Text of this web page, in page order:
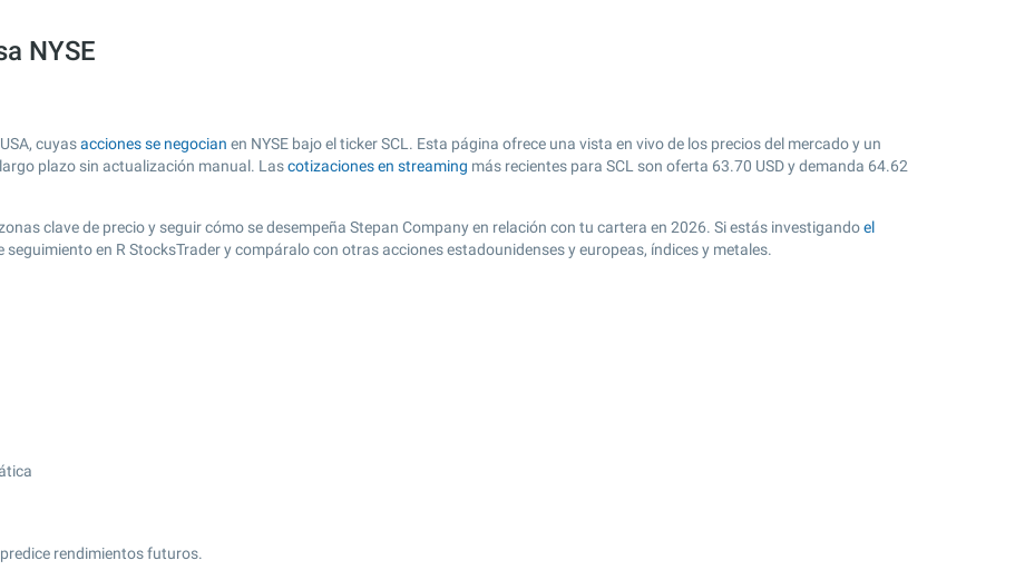
NYSE
cuyasacciones se negocian en NYSE bajo el ticker SCL. Esta página ofrece una vista en vivo de los precios del mercado y un
plazo sin actualización manual. Lascotizaciones en streaming más recientes para SCL son oferta 63.70 USD y demanda 64.62
clave de precio y seguir cómo se desempeña Stepan Company en relación con tu cartera en 2026. Si estás investigandoel
seguimiento en R StocksTrader y compáralo con otras acciones estadounidenses y europeas, índices y metales.
rendimientos futuros.